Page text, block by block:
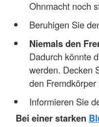
Ohnmacht noch
Beruhigen Sie
Niemals den
Dadurch könnte
werden. Decken
den Fremdkörper
Informieren Sie
Bei einer starken